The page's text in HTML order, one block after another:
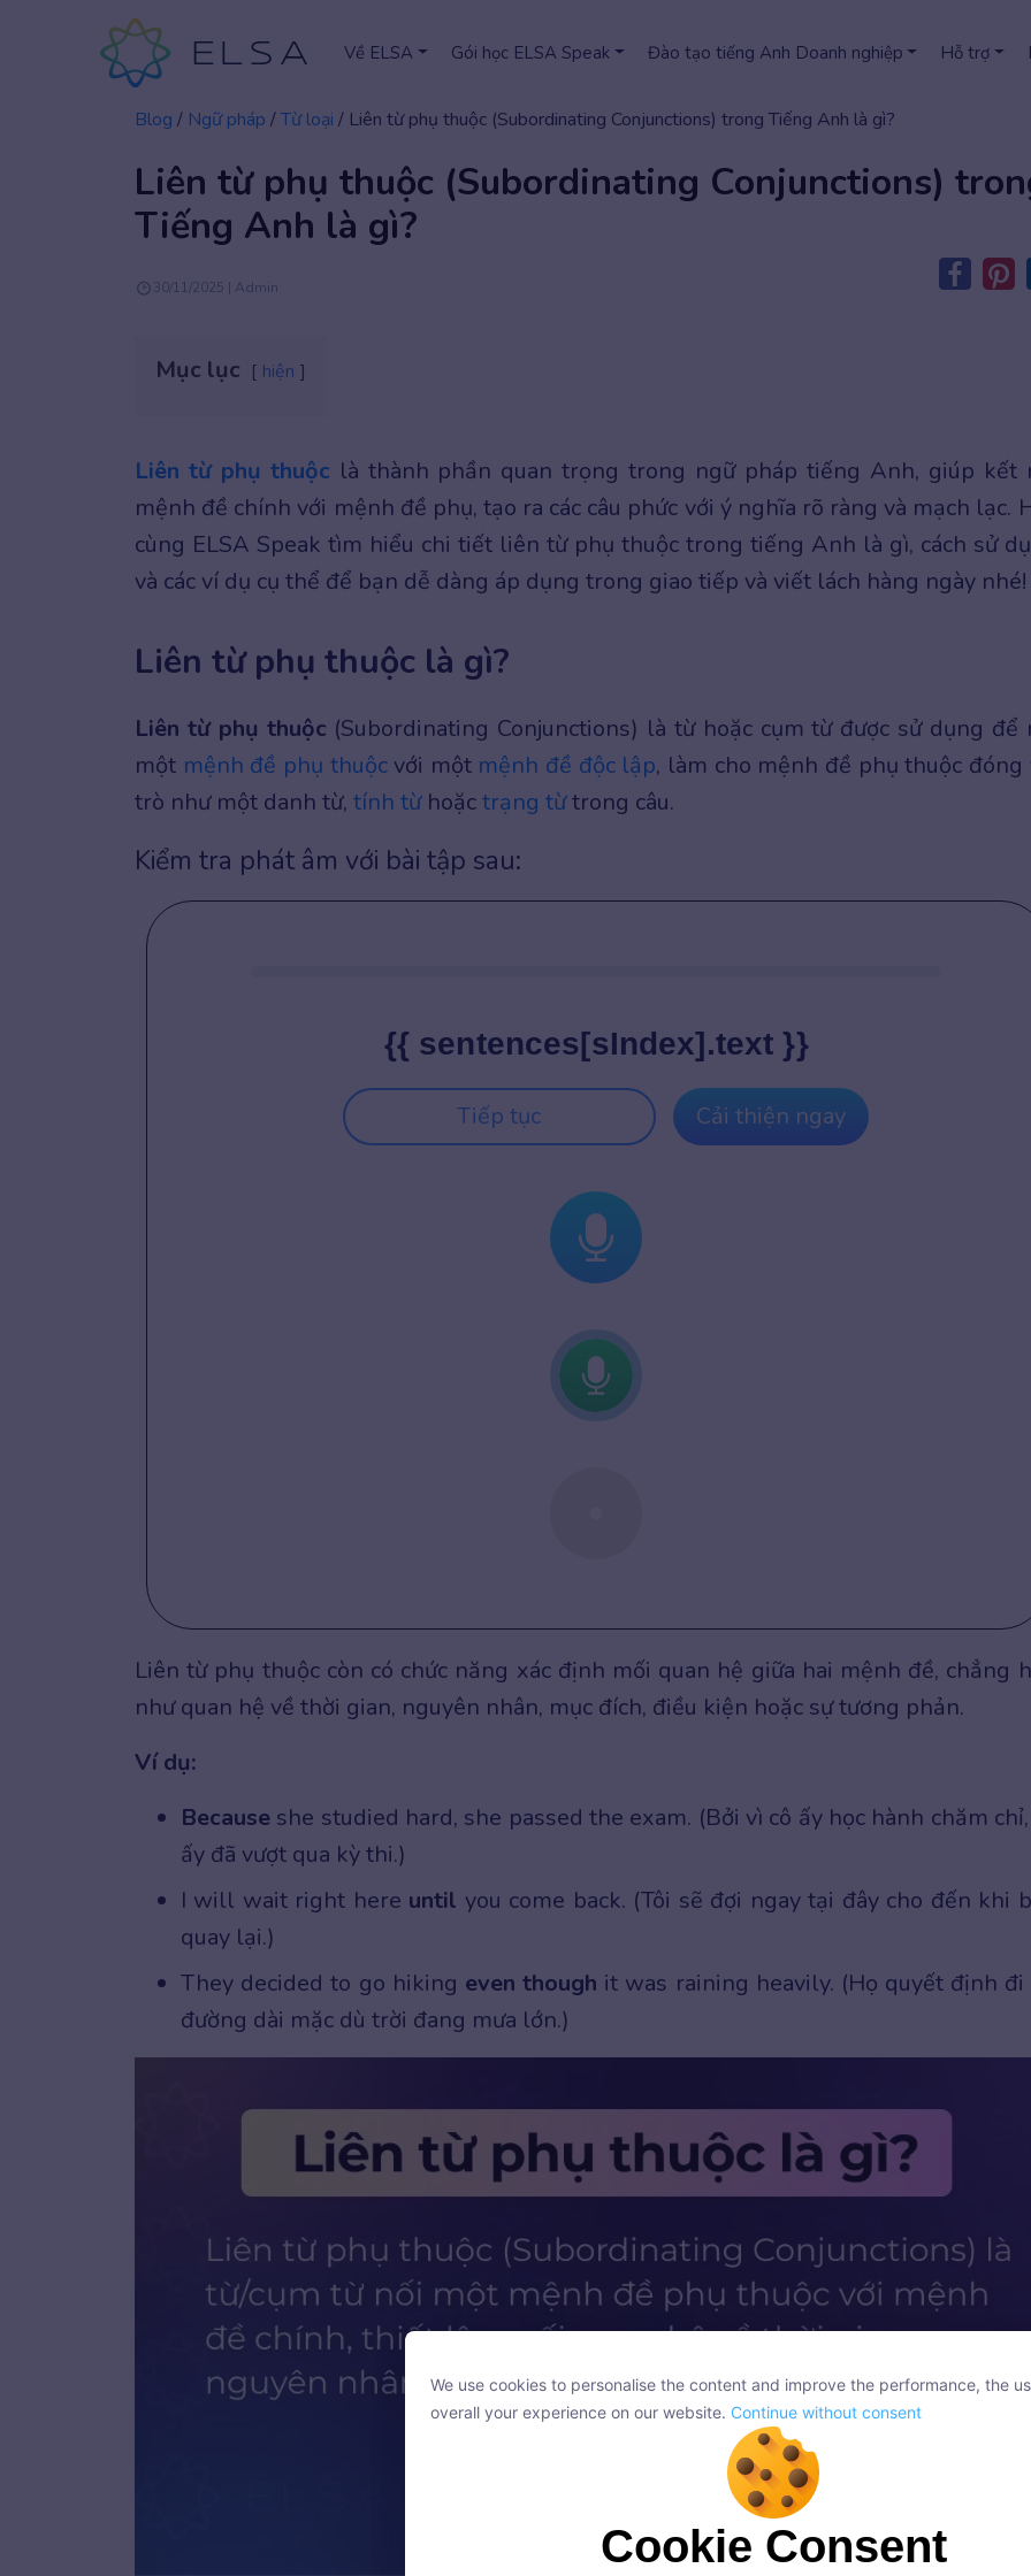
Về ELSA Gói học ELSA Speak Đào tạo tiếng Anh Doanh nghiệp Hỗ trợ
Blog / Ngữ pháp /Từ loại / Liên từ phụ thuộc (Subordinating Conjunctions) trong Tiếng Anh là gì?
Liên từ phụ thuộc (Subordinating Conjunctions)
Tiếng Anh là gì?
30/11/2025 | Admin
Mục lục hiện
Liên từ phụ thuộc là thành phần quan trọng trong ngữ pháp tiếng Anh, giúp kết
mệnh đề chính với mệnh đề phụ, tạo ra các câu phức với ý nghĩa rõ ràng và mạch lạc.
cùng ELSA Speak tìm hiểu chi tiết liên từ phụ thuộc trong tiếng Anh là gì, cách sử
và các ví dụ cụ thể để bạn dễ dàng áp dụng trong giao tiếp và viết lách hàng ngày nhé!
Liên từ phụ thuộc là gì?
Liên từ phụ thuộc (Subordinating Conjunctions) là từ hoặc cụm từ được sử dụng để
một mệnh đề phụ thuộcvới một mệnh đề độc lập, làm cho mệnh đề phụ thuộc đóng
trò như một danh từ, tính từhoặctrạng từtrong câu.
Kiểm tra phát âm với bài tập sau:
{{ sentences[sIndex].text }}
Tiếp tục Cải thiện ngay
Liên từ phụ thuộc còn có chức năng xác định mối quan hệ giữa hai mệnh đề, chẳng
như quan hệ về thời gian, nguyên nhân, mục đích, điều kiện hoặc sự tương phản.
Ví dụ:
Because she studied hard, she passed the exam. (Bởi vì cô ấy học hành chăm
ấy đã vượt qua kỳ thi.)
I will wait right here until you come back. (Tôi sẽ đợi ngay tại đây cho đến khi
quay lại.)
They decided to go hiking even though it was raining heavily. (Họ quyết định đi
đường dài mặc dù trời đang mưa lớn.)
We use cookies to personalise the content and improve the performance, the
overall your experience on our website.
Continue without consent
Cookie Consent
We use cookies to personalise the content and improve the performance, the
overall your experience on our website. Continue without consent
Cookie Consent